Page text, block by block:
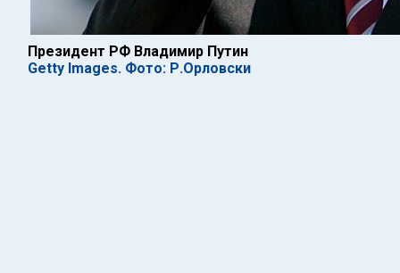
Президент РФ Владимир Путин
Getty Images. Фото: Р.Орловски